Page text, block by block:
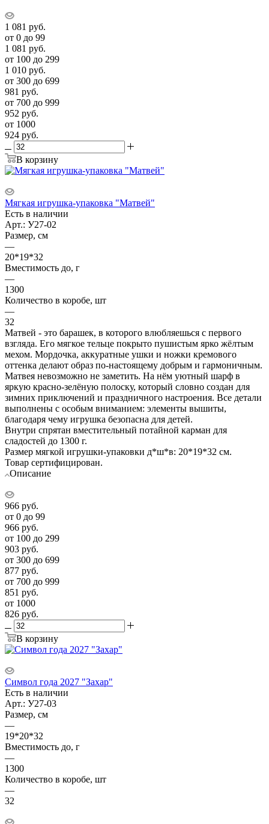
1 081 руб.
от 0 до 99
1 081 руб.
от 100 до 299
1 010 руб.
от 300 до 699
981 руб.
от 700 до 999
952 руб.
от 1000
924 руб.
В корзину
Мягкая игрушка-упаковка "Матвей"
Есть в наличии
Арт.: У27-02
Размер, см
—
20*19*32
Вместимость до, г
—
1300
Количество в коробе, шт
—
32
Матвей - это барашек, в которого влюбляешься с первого
взгляда. Его мягкое тельце покрыто пушистым ярко жёлтым
мехом. Мордочка, аккуратные ушки и ножки кремового
оттенка делают образ по-настоящему добрым и гармоничным.
Матвея невозможно не заметить. На нём уютный шарф в
яркую красно-зелёную полоску, который словно создан для
зимних приключений и праздничного настроения. Все детали
выполнены с особым вниманием: элементы вышиты,
благодаря чему игрушка безопасна для детей.
Внутри спрятан вместительный потайной карман для
сладостей до 1300 г.
Размер мягкой игрушки-упаковки д*ш*в: 20*19*32 см.
Товар сертифицирован.
Описание
966 руб.
от 0 до 99
966 руб.
от 100 до 299
903 руб.
от 300 до 699
877 руб.
от 700 до 999
851 руб.
от 1000
826 руб.
В корзину
Символ года 2027 "Захар"
Есть в наличии
Арт.: У27-03
Размер, см
—
19*20*32
Вместимость до, г
—
1300
Количество в коробе, шт
—
32